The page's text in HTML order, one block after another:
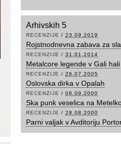
Arhivskih 5
RECENZIJE / 23.09.2019
Rojstnodnevna zabava za
RECENZIJE / 31.01.2014
Metalcore legende v Gali hali
RECENZIJE / 26.07.2005
Oslovska dirka v Opalah
RECENZIJE / 06.09.2000
Ska punk veselica na
RECENZIJE / 28.08.2000
Parni valjak v Avditoriju